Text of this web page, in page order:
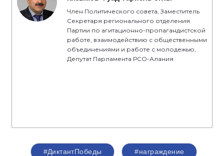
Член Политического совета, Заместитель
Секретаря регионального отделения
Партии по агитационно-пропагандистской
работе, взаимодействию с общественными
объединениями и работе с молодежью,
Депутат Парламента РСО-Алания
#ДиктантПобеды #награждение